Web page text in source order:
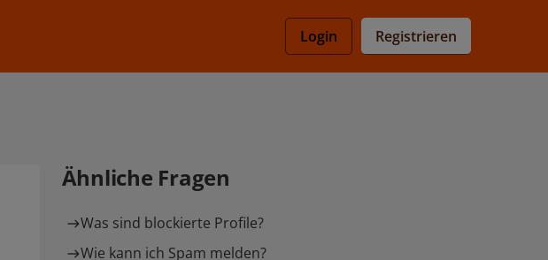
Login Registrieren
Ähnliche Fragen
Was sind blockierte Profile?
Wie kann ich Spam melden?